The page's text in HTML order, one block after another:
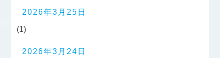
2026年3月25日
(1)
2026年3月24日